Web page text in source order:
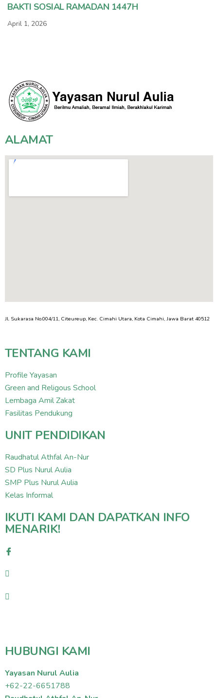
BAKTI SOSIAL RAMADAN 1447H
April 1, 2026
ALAMAT
Jl. Sukarasa No.004/11, Citeureup, Kec. Cimahi Utara, Kota Cimahi, Jawa Barat 40512
TENTANG KAMI
Profile Yayasan
Green and Religous School
Lembaga Amil Zakat
Fasilitas Pendukung
UNIT PENDIDIKAN
Raudhatul Athfal An-Nur
SD Plus Nurul Aulia
SMP Plus Nurul Aulia
Kelas Informal
IKUTI KAMI DAN DAPATKAN INFO
MENARIK!
HUBUNGI KAMI
Yayasan Nurul Aulia
+62-22-6651788